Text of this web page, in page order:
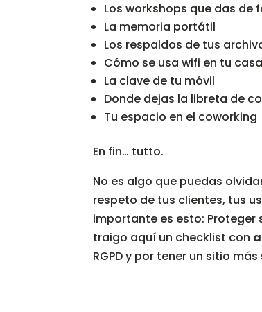
Los workshops que das de
La memoria portátil
Los respaldos de tus
Cómo se usa wifi en tu casa
La clave de tu móvil
Donde dejas la libreta de
Tu espacio en el coworking
En fin… tutto.
No es algo que puedas
respeto de tus clientes, tus
importante es esto: Proteger
traigo aquí un checklist con
RGPD y por tener un sitio